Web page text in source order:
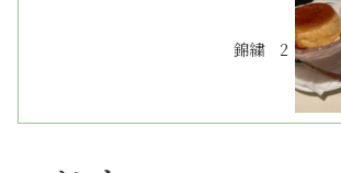
錦繍 2